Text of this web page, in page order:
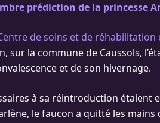
prédiction de la princesse
de soins et de réhabilitation
sur la commune de Caussols,
et de son hivernage.
à sa réintroduction étaient
le faucon a quitté les mains